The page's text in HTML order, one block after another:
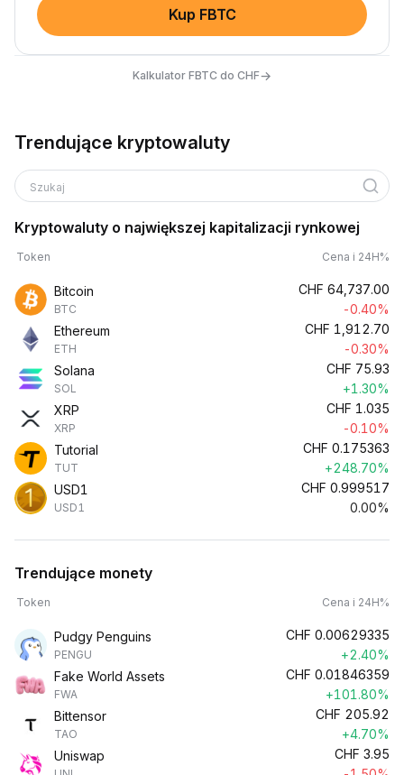
Kup FBTC
Kalkulator FBTC do CHF→
Trendujące kryptowaluty
Szukaj
Kryptowaluty o największej kapitalizacji rynkowej
Token Cena i 24H%
Bitcoin
BTC
CHF 64,737.00
-0.40%
Ethereum
ETH
CHF 1,912.70
-0.30%
Solana
SOL
CHF 75.93
+1.30%
XRP
XRP
CHF 1.035
-0.10%
Tutorial
TUT
CHF 0.175363
+248.70%
USD1
USD1
CHF 0.999517
0.00%
Trendujące monety
Token Cena i 24H%
Pudgy Penguins
PENGU
CHF 0.00629335
+2.40%
Fake World Assets
FWA
CHF 0.01846359
+101.80%
Bittensor
TAO
CHF 205.92
+4.70%
Uniswap
CHF 3.95